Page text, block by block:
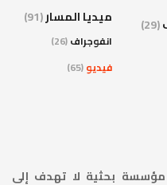
(29)
ميديا المسار(91)
انفوجراف(26)
فيديو(65)
مؤسسة بحثية لا تهدف إلى